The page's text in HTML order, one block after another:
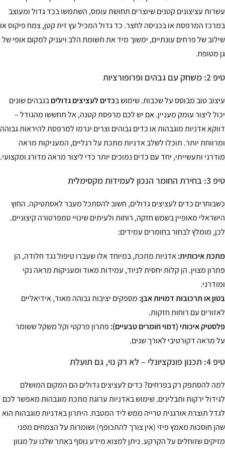
עציצונים קטנים שיוצרים תחושת עומס, השתמשו בכד גדול ומעוצב
המרפסת או בכניסה לחצר. כד גדול המכיל עץ זית קטן, צמח פיקוס או
של פרחים עונתיים, ימשוך מיד את תשומת הלב ויעניק למקום אופי של
מטופח.
ופרופורציות
טוב מבוסס על שכבות. שימוש בכדים לעציצים גדוליםבגבהים שונים
ליצור עומק מעניין. אם יש לכם מרפסת קטנה, אל תחששו מהגודל –
אדניות מוגבהות או כדים גבוהים וצרים יגרמו למרפסת להיראות גבוהה
יותר. תוכלו לשלב אדניות מתכת על רגליים, המעניקות מראה
ותעשייתי, יחד עם כדים נמוכים יותר כדי ליצור מראה מדורג ומקצועי.
לעמידות מקסימלית
כדים לעציצים גדולים, חשוב להסתכל מעבר לאסתטיקה. החוץ
מאופיין בשמש חזקה, רוחות ולעיתים שינויי טמפרטורה קיצוניים.
מומלץ לבחור בחומרים עמידים:
איכותית:אדניות מתכת, במיוחד אלו שעברו טיפול נגד חלודה, הן
מצוין. הן קלות יחסית לניוד, עמידות מאוד ומעניקות מראה נקי
או תרכובות דמויות אבן:מספקים יציבות גבוהה מאוד, אידיאליים
עם רוחות חזקות.
איכותי (דמוי חומרים טבעיים):פתרון פרקטי וקל משקל ששומר
מראה דקורטיבי לאורך שנים.
– לא רק נוי, גם תועלת
להסתפק רק בפרחים? כדים לעציצים גדולים הם המקום המושלם
ירקות ותבלינים. שימוש באדניות ערוגת מתכת מוגבהות מאפשר לכם
תוצרת אורגנית טרייה ממש ליד המטבח. היתרון באדניות מוגבהות הוא
חוסכות מאמץ פיזי (אין צורך להתכופף) ושומרות על הצמחים מפני
שזוחלים על הקרקע. ניתן למצוא מידע נוסף באתר שלנו על מגוון